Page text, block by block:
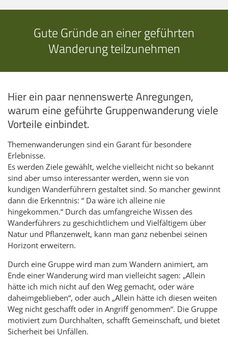
Gute Gründe an einer geführten
Wanderung teilzunehmen
Hier ein paar nennenswerte Anregungen,
warum eine geführte Gruppenwanderung viele
Vorteile einbindet.
Themenwanderungen sind ein Garant für besondere
Erlebnisse.
Es werden Ziele gewählt, welche vielleicht nicht so bekannt
sind aber umso interessanter werden, wenn sie von
kundigen Wanderführern gestaltet sind. So mancher gewinnt
dann die Erkenntnis: “ Da wäre ich alleine nie
hingekommen.“ Durch das umfangreiche Wissen des
Wanderführers zu geschichtlichem und Vielfältigem über
Natur und Pflanzenwelt, kann man ganz nebenbei seinen
Horizont erweitern.
Durch eine Gruppe wird man zum Wandern animiert, am
Ende einer Wanderung wird man vielleicht sagen: „Allein
hätte ich mich nicht auf den Weg gemacht, oder wäre
daheimgeblieben“, oder auch „Allein hätte ich diesen weiten
Weg nicht geschafft oder in Angriff genommen“. Die Gruppe
motiviert zum Durchhalten, schafft Gemeinschaft, und bietet
Sicherheit bei Unfällen.